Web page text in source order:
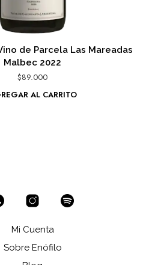
de Parcela Las Mareadas
Malbec 2022
$89.000
AL CARRITO
Mi Cuenta
Sobre Enófilo